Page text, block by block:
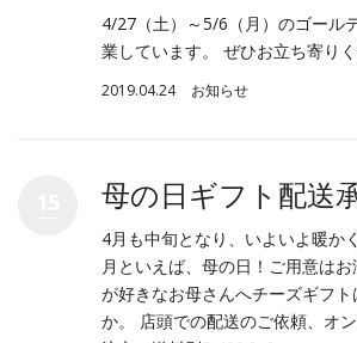
4/27（土）～5/6（月）のゴール
業しています。 ぜひお立ち寄り
2019.04.24 お知らせ
母の日ギフト配送
4月も中旬となり、いよいよ暖か
月といえば、母の日！ご用意は
が好きなお母さんへチーズギフト
か。 店頭での配送のご依頼、オ